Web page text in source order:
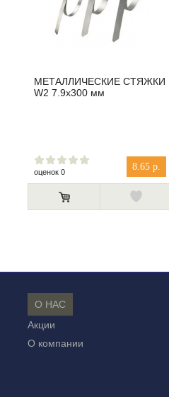
МЕТАЛЛИЧЕСКИЕ СТЯЖКИ
W2 7.9x300 мм
8.65 р.
оценок 0
О НАС
Акции
О компании